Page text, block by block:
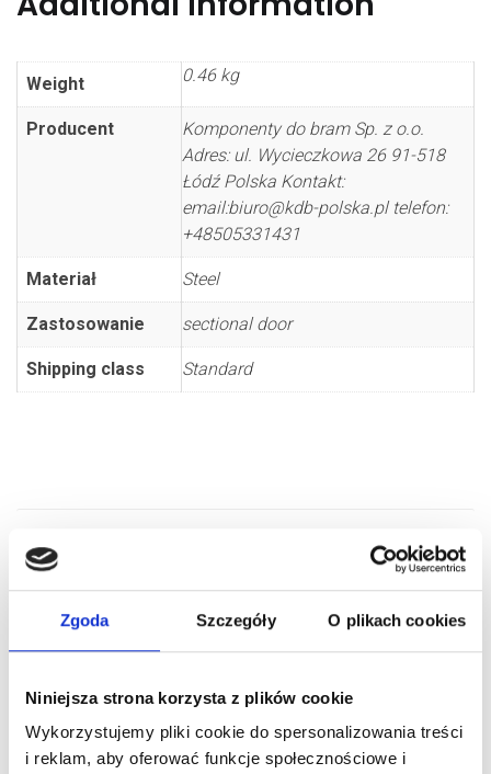
Zgoda Szczegóły O plikach cookies
Niniejsza strona korzysta z plików cookie
Wykorzystujemy pliki cookie do spersonalizowania treści
i reklam, aby oferować funkcje społecznościowe i
Weight 0.46 kg
Producent
Komponenty do bram Sp. z o.o.
Adres: ul. Wycieczkowa 26 91-518
Łódź Polska Kontakt:
email:biuro@kdb-polska.pl telefon:
+48505331431
Materiał Steel
Zastosowanie sectional door
Shipping class Standard
RELATED PRODUCTS